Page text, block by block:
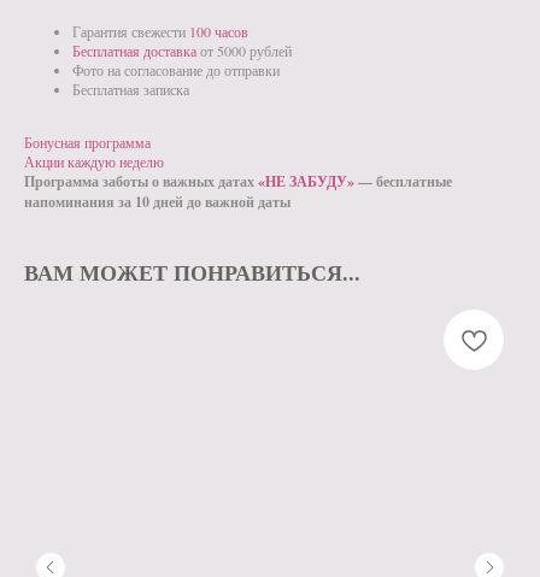
Гарантия свежести 100 часов
Бесплатная доставкаот 5000 рублей
Фото на согласование до отправки
Бесплатная записка
Бонусная программа
Акции каждую неделю
Программа заботы о важных датах«НЕ ЗАБУДУ»— бесплатные
напоминания за 10 дней до важной даты
ВАМ МОЖЕТ ПОНРАВИТЬСЯ...